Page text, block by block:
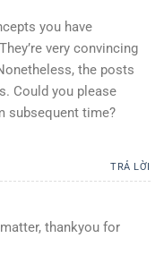
you have
very convincing
the posts
Could you please
subsequent time?
TRẢ LỜI
thankyou for